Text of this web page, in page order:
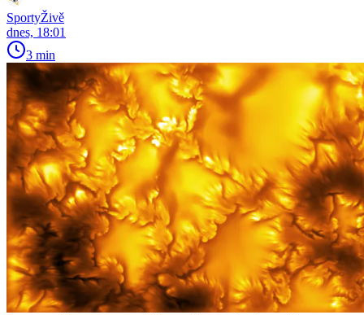
SportyŽivě
dnes, 18:01
3 min